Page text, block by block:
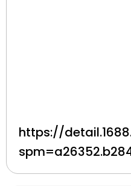
https://